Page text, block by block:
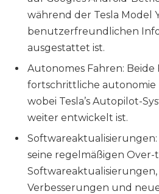
während der Tesla Model
benutzerfreundlichen
ausgestattet ist.
Autonomes Fahren:
fortschrittliche autonomie
wobei Tesla’s Autopilot-
weiter entwickelt ist.
seine regelmäßigen Over-
Verbesserungen und